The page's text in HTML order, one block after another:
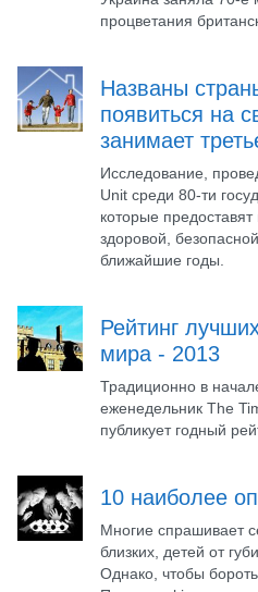
процветания
Названы
появиться на
занимает
Исследование,
Unit среди 80-ти
которые
здоровой,
ближайшие годы.
Рейтинг
мира - 2013
Традиционно в
еженедельник The
публикует годный
10 наиболее
Многие спрашивает
близких, детей от
Однако, чтобы